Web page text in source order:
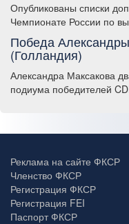
Опубликованы списки
Чемпионате России по
Победа
(Голландия)
Александра Максакова
подиума победителей
Реклама на сайте ФКСР
Членство ФКСР
Регистрация ФКСР
Регистрация FEI
Паспорт ФКСР